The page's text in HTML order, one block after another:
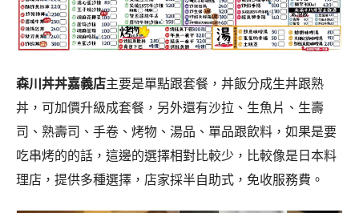
森川丼丼嘉義店主要是單點跟套餐，丼飯分成生丼跟熟
丼，可加價升級成套餐，另外還有沙拉、生魚片、生壽
司、熟壽司、手卷、烤物、湯品、單品跟飲料，如果是要
吃串烤的的話，這邊的選擇相對比較少，比較像是日本料
理店，提供多種選擇，店家採半自助式，免收服務費。